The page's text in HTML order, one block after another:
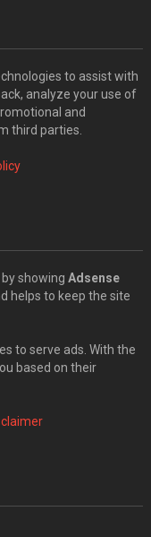
to assist with
analyze your use of
and
third parties.
showing Adsense
helps to keep the site
to serve ads. With the
based on their